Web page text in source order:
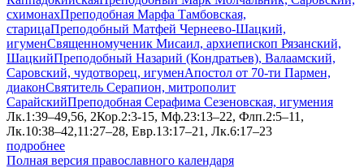
схимонахПреподобная Марфа Тамбовская,
старицаПреподобный Матфей Чернеево-Шацкий,
игуменСвященномученик Мисаил, архиепископ Рязанский,
ШацкийПреподобный Назарий (Кондратьев), Валаамский,
Саровский, чудотворец, игуменАпостол от 70-ти Пармен,
диаконСвятитель Серапион, митрополит
СарайскийПреподобная Серафима Сезеновская, игумения
Лк.1:39–49,56, 2Кор.2:3-15, Мф.23:13–22, Флп.2:5–11,
Лк.10:38–42,11:27–28, Евр.13:17–21, Лк.6:17–23
подробнее
Полная версия православного календаря